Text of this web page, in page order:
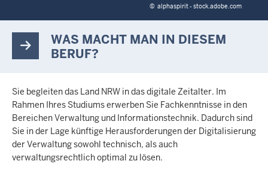
© alphaspirit - stock.adobe.com
WAS MACHT MAN IN DIESEM
BERUF?
Sie begleiten das Land NRW in das digitale Zeitalter. Im
Rahmen Ihres Studiums erwerben Sie Fachkenntnisse in den
Bereichen Verwaltung und Informationstechnik. Dadurch sind
Sie in der Lage künftige Herausforderungen der Digitalisierung
der Verwaltung sowohl technisch, als auch
verwaltungsrechtlich optimal zu lösen.